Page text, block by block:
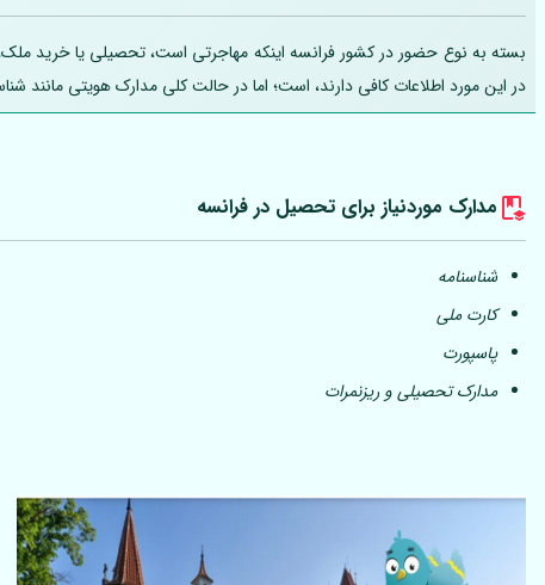
بسته به نوع حضور در کشور فرانسه اینکه مهاجرتی است، تحصیلی یا خرید ملک،
در این مورد اطلاعات کافی دارند، است؛ اما در حالت کلی مدارک هویتی
مدارک موردنیاز برای تحصیل در فرانسه
شناسنامه
کارت ملی
پاسپورت
مدارک تحصیلی و ریزنمرات